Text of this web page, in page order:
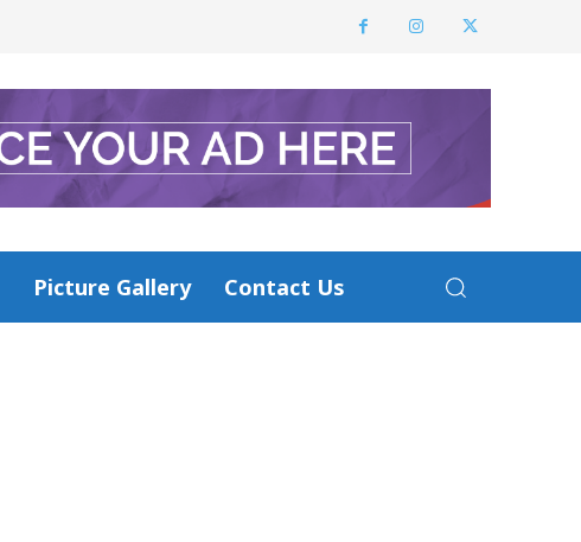
Picture Gallery Contact Us